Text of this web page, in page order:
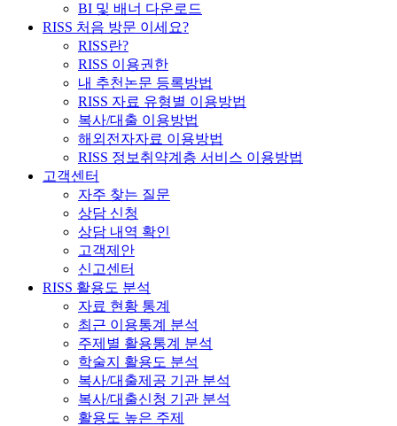
BI 및 배너 다운로드
RISS 처음 방문 이세요?
RISS란?
RISS 이용권한
내 추천논문 등록방법
RISS 자료 유형별 이용방법
복사/대출 이용방법
해외전자자료 이용방법
RISS 정보취약계층 서비스 이용방법
고객센터
자주 찾는 질문
상담 신청
상담 내역 확인
고객제안
신고센터
RISS 활용도 분석
자료 현황 통계
최근 이용통계 분석
주제별 활용통계 분석
학술지 활용도 분석
복사/대출제공 기관 분석
복사/대출신청 기관 분석
활용도 높은 주제